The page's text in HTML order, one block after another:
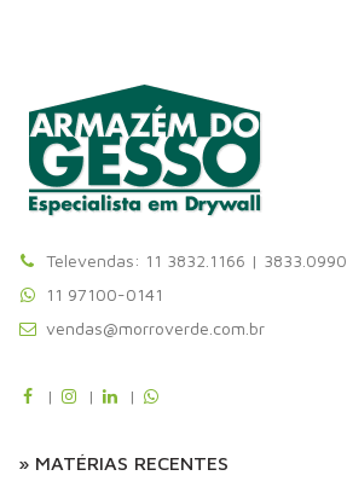
Televendas: 11 3832.1166 | 3833.0990
11 97100-0141
vendas@morroverde.com.br
| | |
» MATÉRIAS RECENTES